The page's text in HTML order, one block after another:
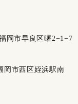
岡市早良区曙2−1−7
市西区姪浜駅南